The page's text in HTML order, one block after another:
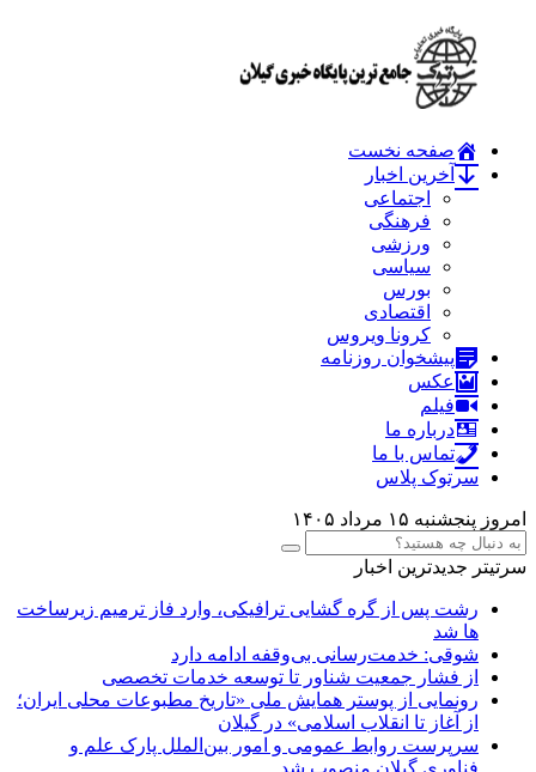
صفحه نخست
آخرین اخبار
اجتماعی
فرهنگی
ورزشی
سیاسی
بورس
اقتصادی
کرونا ویروس
پیشخوان روزنامه
عکس
فیلم
درباره ما
تماس با ما
سرتوک پلاس
امروز پنجشنبه ۱۵ مرداد ۱۴۰۵
سرتیتر جدیدترین اخبار
رشت پس از گره گشایی ترافیکی، وارد فاز ترمیم زیرساخت
ها شد
شوقی: خدمت‌رسانی بی‌وقفه ادامه دارد
از فشار جمعیت شناور تا توسعه خدمات تخصصی
رونمایی از پوستر همایش ملی «تاریخ مطبوعات محلی ایران؛
از آغاز تا انقلاب اسلامی» در گیلان
سرپرست روابط عمومی و امور بین‌الملل پارک علم و
فناوری گیلان منصوب شد